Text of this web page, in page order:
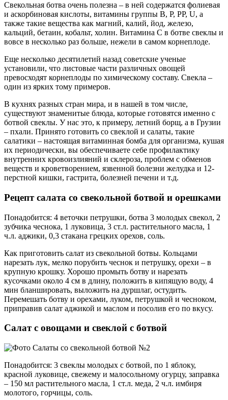
Свекольная ботва очень полезна – в ней содержатся фолиевая
и аскорбиновая кислоты, витамины группы В, Р, РР, U, а
также такие вещества как магний, калий, йод, железо,
кальций, бетаин, кобальт, холин. Витамина С в ботве свеклы и
вовсе в несколько раз больше, нежели в самом корнеплоде.
Еще несколько десятилетий назад советские ученые
установили, что листовые части различных овощей
превосходят корнеплоды по химическому составу. Свекла –
один из ярких тому примеров.
В кухнях разных стран мира, и в нашей в том числе,
существуют знаменитые блюда, которые готовятся именно с
ботвой свеклы. У нас это, к примеру, летний борщ, а в Грузии
– пхали. Принято готовить со свеклой и салаты, такие
салатики – настоящая витаминная бомба для организма, кушая
их периодически, вы обеспечиваете себе профилактику
внутренних кровоизлияний и склероза, проблем с обменов
веществ и кроветворением, язвенной болезни желудка и 12-
перстной кишки, гастрита, болезней печени и т.д.
Рецепт салата со свекольной ботвой и орешками
Понадобится: 4 веточки петрушки, ботва 3 молодых свекол, 2
зубчика чеснока, 1 луковица, 3 ст.л. растительного масла, 1
ч.л. аджики, 0,3 стакана грецких орехов, соль.
Как приготовить салат из свекольной ботвы. Кольцами
нарезать лук, мелко порубить чеснок и петрушку, орехи – в
крупную крошку. Хорошо промыть ботву и нарезать
кусочками около 4 см в длину, положить в кипящую воду, 4
мин бланшировать, выложить на дуршлаг, остудить.
Перемешать ботву и орехами, луком, петрушкой и чесноком,
приправив салат аджикой и маслом и посолив его по вкусу.
Салат с овощами и свеклой с ботвой
Понадобится: 3 свеклы молодых с ботвой, по 1 яблоку,
красной луковице, свежему и малосольному огурцу, заправка
– 150 мл растительного масла, 1 ст.л. меда, 2 ч.л. имбиря
молотого, горчицы, соль.